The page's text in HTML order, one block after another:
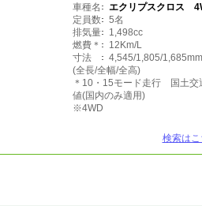
車種名
エクリプスクロス
定員数
5名
排気量
1,498cc
燃費＊
12Km/L
寸法
4,545/1,805/1,685mm
(全長/全幅/全高)
＊10・15モード走行 国土交
値(国内のみ適用)
※4WD
検索はこ